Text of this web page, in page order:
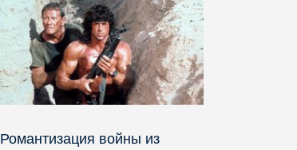
Романтизация войны из